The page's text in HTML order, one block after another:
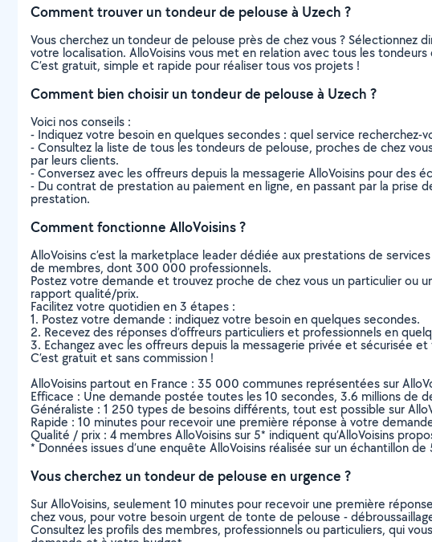
Comment trouver un tondeur de pelouse à Uzech ?
Vous cherchez un tondeur de pelouse près de chez vous ?
votre localisation. AlloVoisins vous met en relation avec tous les
C’est gratuit, simple et rapide pour réaliser tous vos projets !
Comment bien choisir un tondeur de pelouse à Uzech ?
Voici nos conseils :
- Indiquez votre besoin en quelques secondes : quel service
- Consultez la liste de tous les tondeurs de pelouse, proches de chez
par leurs clients.
- Conversez avec les offreurs depuis la messagerie AlloVoisins pour des
- Du contrat de prestation au paiement en ligne, en passant par la prise
prestation.
Comment fonctionne AlloVoisins ?
AlloVoisins c’est la marketplace leader dédiée aux prestations de
de membres, dont 300 000 professionnels.
Postez votre demande et trouvez proche de chez vous un particulier ou
rapport qualité/prix.
Facilitez votre quotidien en 3 étapes :
1. Postez votre demande : indiquez votre besoin en quelques secondes.
2. Recevez des réponses d’offreurs particuliers et professionnels en
3. Echangez avec les offreurs depuis la messagerie privée et sécurisée
C’est gratuit et sans commission !
AlloVoisins partout en France : 35 000 communes représentées sur
Efficace : Une demande postée toutes les 10 secondes, 3.6 millions de
Généraliste : 1 250 types de besoins différents, tout est possible sur
Rapide : 10 minutes pour recevoir une première réponse à votre
Qualité / prix : 4 membres AlloVoisins sur 5* indiquent qu’AlloVoisins
* Données issues d’une enquête AlloVoisins réalisée sur un échantillon
Vous cherchez un tondeur de pelouse en urgence ?
Sur AlloVoisins, seulement 10 minutes pour recevoir une première
chez vous, pour votre besoin urgent de tonte de pelouse -
Consultez les profils des membres, professionnels ou particuliers, qui